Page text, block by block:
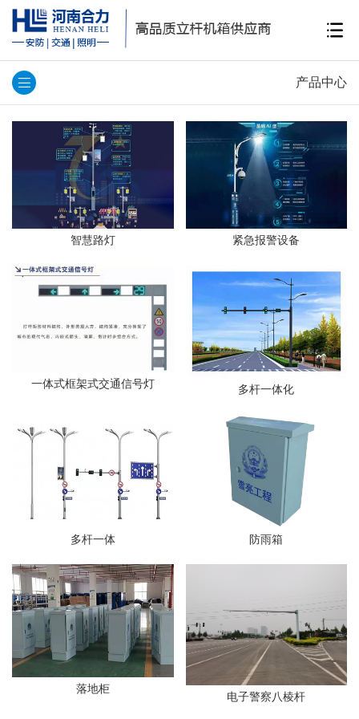
产品中心
智慧路灯 紧急报警设备
一体式框架式交通信号灯 多杆一体化
多杆一体 防雨箱
落地柜
电子警察八棱杆